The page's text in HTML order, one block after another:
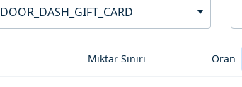
DOOR_DASH_GIFT_CARD
Miktar Sınırı Oran